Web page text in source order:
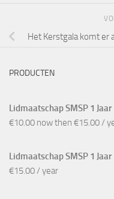
Het Kerstgala komt er
PRODUCTEN
Lidmaatschap SMSP 1
€10.00 now then €15.00/
Lidmaatschap SMSP 1 Jaar
€15.00/ year